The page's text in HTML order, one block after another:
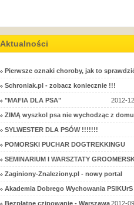
Aktualności
Pierwsze oznaki choroby, jak to
Schroniak.pl - zobacz koniecznie !!!
"MAFIA DLA PSA" 2012-
ZIMĄ wyszkol psa nie wychodząc z
SYLWESTER DLA PSÓW !!!!!!!
POMORSKI PUCHAR DOGTREKKINGU
SEMINARIUM I WARSZTATY
Zaginiony-Znaleziony.pl - nowy portal
Akademia Dobrego Wychowania
Bezpłatne czipowanie - Warszawa2012-